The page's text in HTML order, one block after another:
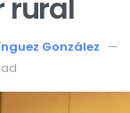
rural
González